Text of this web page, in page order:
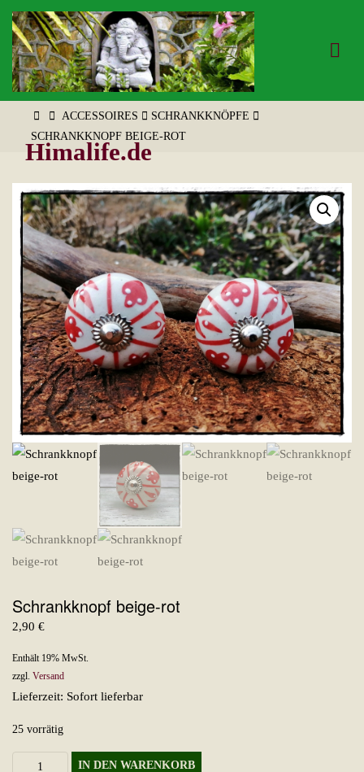
Zum
Inhalt
springen
Himalife.de
START
ACCESSOIRES
SCHRANKKNÖPFE
SCHRANKKNOPF BEIGE-ROT
Schrankknopf beige-rot
2,90€
Enthält 19% MwSt.
zzgl.Versand
Lieferzeit: Sofort lieferbar
25 vorrätig
SchrankknopfIN DEN WARENKORB